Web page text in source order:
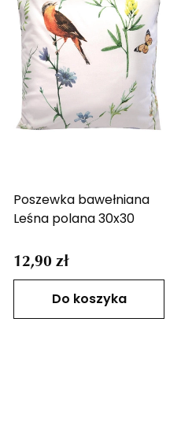
Poszewka bawełniana
Leśna polana 30x30
12,90 zł
Do koszyka